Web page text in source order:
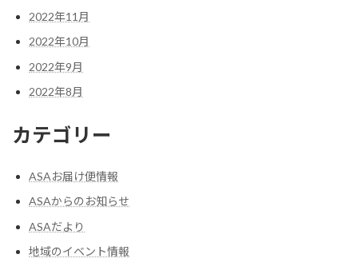
2022年11月
2022年10月
2022年9月
2022年8月
カテゴリー
ASAお届け便情報
ASAからのお知らせ
ASAだより
地域のイベント情報